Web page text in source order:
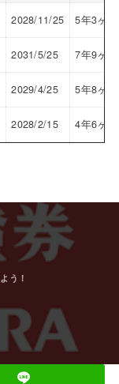
2028/11/25 5年3ヶ月
2031/5/25 7年9ヶ月
2029/4/25 5年8ヶ月
2028/2/15 4年6ヶ月